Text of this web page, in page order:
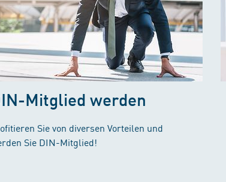
Mitglied werden
Sie von diversen Vorteilen und
Sie DIN-Mitglied!